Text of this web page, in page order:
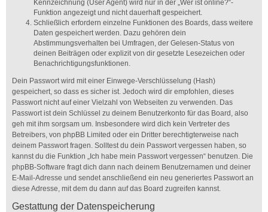
Kennzeichnung (User Agent) wird nur in der „Wer ist online?“-
Funktion angezeigt und nicht dauerhaft gespeichert.
Schließlich erfordern einzelne Funktionen des Boards, dass weitere
Daten gespeichert werden. Dazu gehören dein
Abstimmungsverhalten bei Umfragen, der Gelesen-Status von
deinen Beiträgen oder explizit von dir gesetzte Lesezeichen oder
Benachrichtigungsfunktionen.
Dein Passwort wird mit einer Einwege-Verschlüsselung (Hash)
gespeichert, so dass es sicher ist. Jedoch wird dir empfohlen, dieses
Passwort nicht auf einer Vielzahl von Webseiten zu verwenden. Das
Passwort ist dein Schlüssel zu deinem Benutzerkonto für das Board, also
geh mit ihm sorgsam um. Insbesondere wird dich kein Vertreter des
Betreibers, von phpBB Limited oder ein Dritter berechtigterweise nach
deinem Passwort fragen. Solltest du dein Passwort vergessen haben, so
kannst du die Funktion „Ich habe mein Passwort vergessen“ benutzen. Die
phpBB-Software fragt dich dann nach deinem Benutzernamen und deiner
E-Mail-Adresse und sendet anschließend ein neu generiertes Passwort an
diese Adresse, mit dem du dann auf das Board zugreifen kannst.
Gestattung der Datenspeicherung